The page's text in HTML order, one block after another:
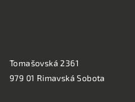
Tomašovská 2361
979 01 Rimavská Sobota